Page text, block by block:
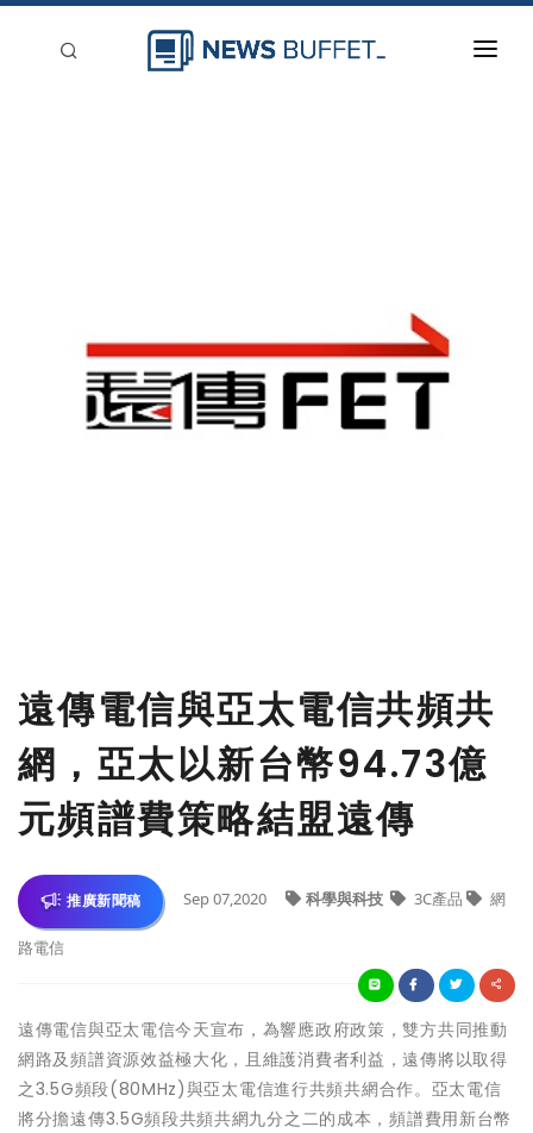
遠傳電信與亞太電信共頻共
網，亞太以新台幣94.73億
元頻譜費策略結盟遠傳
推廣新聞稿 Sep 07,2020 科學與科技 3C產品 網
路電信
遠傳電信與亞太電信今天宣布，為響應政府政策，雙方共同推動
網路及頻譜資源效益極大化，且維護消費者利益，遠傳將以取得
之3.5G頻段(80MHz)與亞太電信進行共頻共網合作。亞太電信
將分擔遠傳3.5G頻段共頻共網九分之二的成本，頻譜費用新台幣